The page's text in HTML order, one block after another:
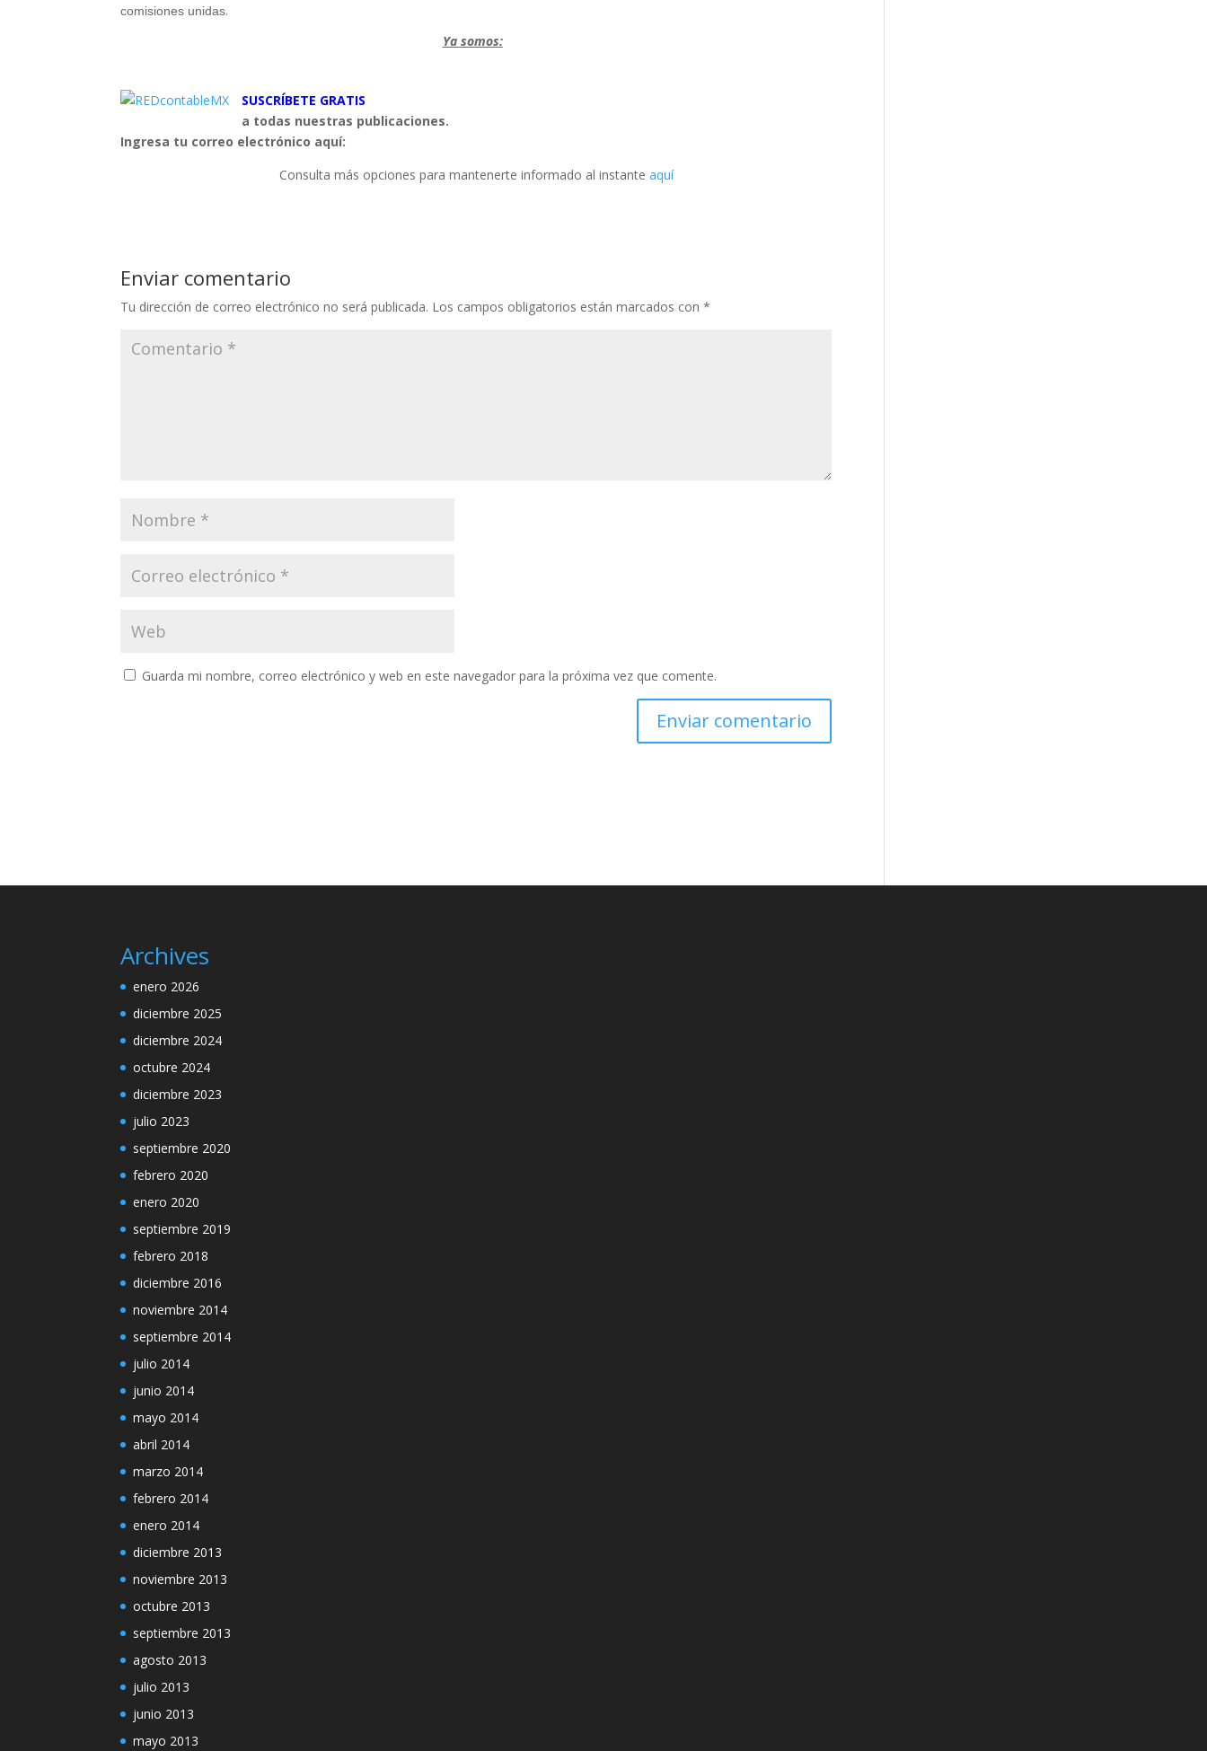
comisiones unidas.
Ya somos:
SUSCRÍBETE GRATIS
a todas nuestras publicaciones.
Ingresa tu correo electrónico aquí:
Consulta más opciones para mantenerte informado al instante aquí
Enviar comentario
Tu dirección de correo electrónico no será publicada. Los campos obligatorios están marcados con*
Guarda mi nombre, correo electrónico y web en este navegador para la próxima vez que comente.
Archives
enero 2026
diciembre 2025
diciembre 2024
octubre 2024
diciembre 2023
julio 2023
septiembre 2020
febrero 2020
enero 2020
septiembre 2019
febrero 2018
diciembre 2016
noviembre 2014
septiembre 2014
julio 2014
junio 2014
mayo 2014
abril 2014
marzo 2014
febrero 2014
enero 2014
diciembre 2013
noviembre 2013
octubre 2013
septiembre 2013
agosto 2013
julio 2013
junio 2013
mayo 2013